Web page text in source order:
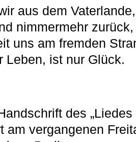
aus dem Vaterlande,
nimmermehr zurück,
uns am fremden
Leben, ist nur Glück.
des „Liedes
am vergangenen